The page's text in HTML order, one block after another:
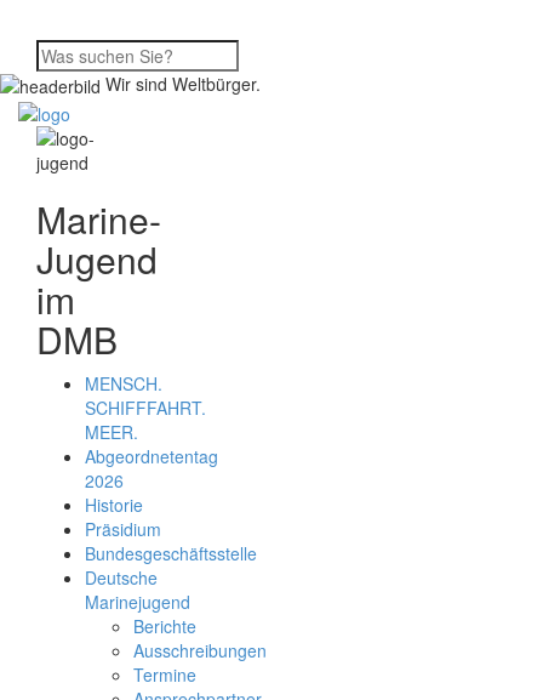
Wir sind Weltbürger.
Marine-
Jugend
im
DMB
MENSCH.
SCHIFFFAHRT.
MEER.
Abgeordnetentag
2026
Historie
Präsidium
Bundesgeschäftsstelle
Deutsche
Marinejugend
Berichte
Ausschreibungen
Termine